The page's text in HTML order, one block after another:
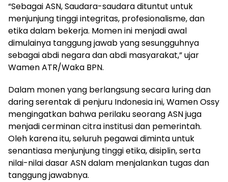
“Sebagai ASN, Saudara-saudara dituntut untuk
menjunjung tinggi integritas, profesionalisme, dan
etika dalam bekerja. Momen ini menjadi awal
dimulainya tanggung jawab yang sesungguhnya
sebagai abdi negara dan abdi masyarakat,” ujar
Wamen ATR/Waka BPN.
Dalam monen yang berlangsung secara luring dan
daring serentak di penjuru Indonesia ini, Wamen Ossy
mengingatkan bahwa perilaku seorang ASN juga
menjadi cerminan citra institusi dan pemerintah.
Oleh karena itu, seluruh pegawai diminta untuk
senantiasa menjunjung tinggi etika, disiplin, serta
nilai-nilai dasar ASN dalam menjalankan tugas dan
tanggung jawabnya.